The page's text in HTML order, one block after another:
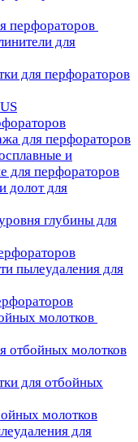
перфораторов
для
для перфораторов
для перфораторов
и
для перфораторов
долот для
глубины для
пылеудаления для
молотков
отбойных молотков
для отбойных
молотков
для